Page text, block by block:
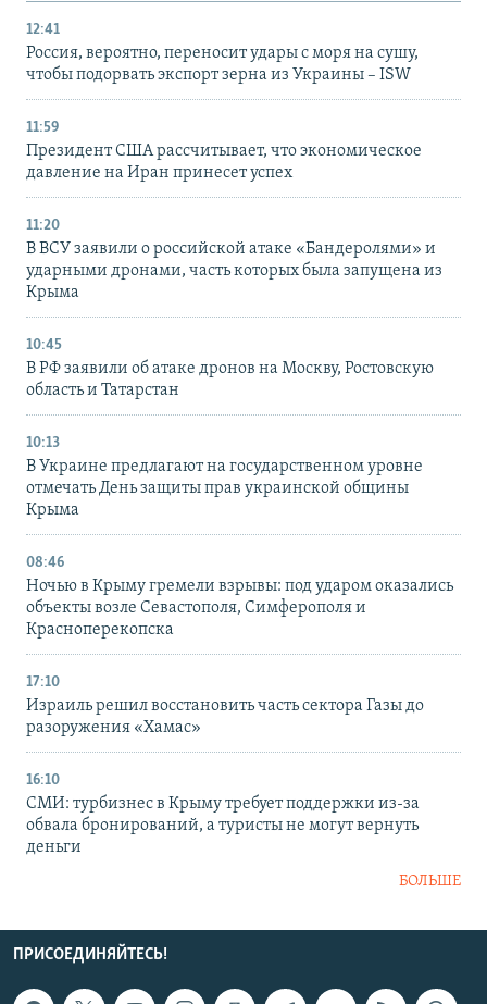
12:41
Россия, вероятно, переносит удары с моря на сушу,
чтобы подорвать экспорт зерна из Украины – ISW
11:59
Президент США рассчитывает, что экономическое
давление на Иран принесет успех
11:20
В ВСУ заявили о российской атаке «Бандеролями» и
ударными дронами, часть которых была запущена из
Крыма
10:45
В РФ заявили об атаке дронов на Москву, Ростовскую
область и Татарстан
10:13
В Украине предлагают на государственном уровне
отмечать День защиты прав украинской общины
Крыма
08:46
Ночью в Крыму гремели взрывы: под ударом оказались
объекты возле Севастополя, Симферополя и
Красноперекопска
17:10
Израиль решил восстановить часть сектора Газы до
разоружения «Хамас»
16:10
СМИ: турбизнес в Крыму требует поддержки из-за
обвала бронирований, а туристы не могут вернуть
деньги
БОЛЬШЕ
ПРИСОЕДИНЯЙТЕСЬ!